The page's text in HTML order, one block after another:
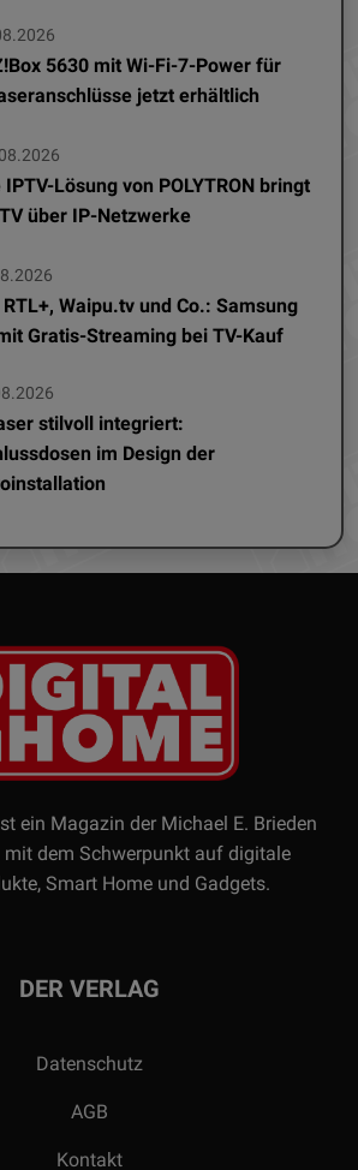
5630 mit Wi-Fi-7-Power für
jetzt erhältlich
IPTV-Lösung von POLYTRON bringt
über IP-Netzwerke
RTL+, Waipu.tv und Co.: Samsung
Gratis-Streaming bei TV-Kauf
stilvoll integriert:
im Design der
ein Magazin der Michael E. Brieden
mit dem Schwerpunkt auf digitale
Smart Home und Gadgets.
DER VERLAG
Datenschutz
AGB
Kontakt